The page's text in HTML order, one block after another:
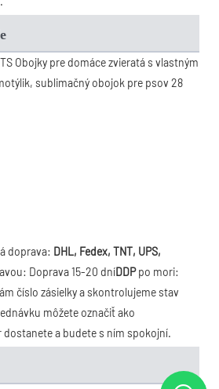
doprava: DHL, Fedex, TNT, UPS,
Doprava 15-20 dníDDP po mori:
číslo zásielky a skontrolujeme stav
môžete označiť ako
dostanete a budete s ním spokojní.